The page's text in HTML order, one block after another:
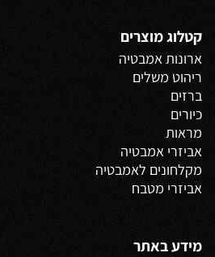
קטלוג מוצרים
ארונות אמבטיה
ריהוט משלים
ברזים
כיורים
מראות
אביזרי אמבטיה
מקלחונים לאמבטיה
אביזרי מטבח
מידע באתר